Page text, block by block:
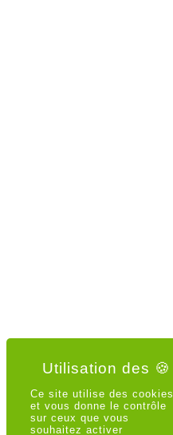
Ce site utilise des cookies
et vous donne le contrôle
sur ceux que vous
souhaitez activer